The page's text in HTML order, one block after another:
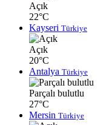
Açık
22°C
Kayseri Türkiye
Açık
20°C
Antalya Türkiye
Parçalı bulutlu
27°C
Mersin Türkiye